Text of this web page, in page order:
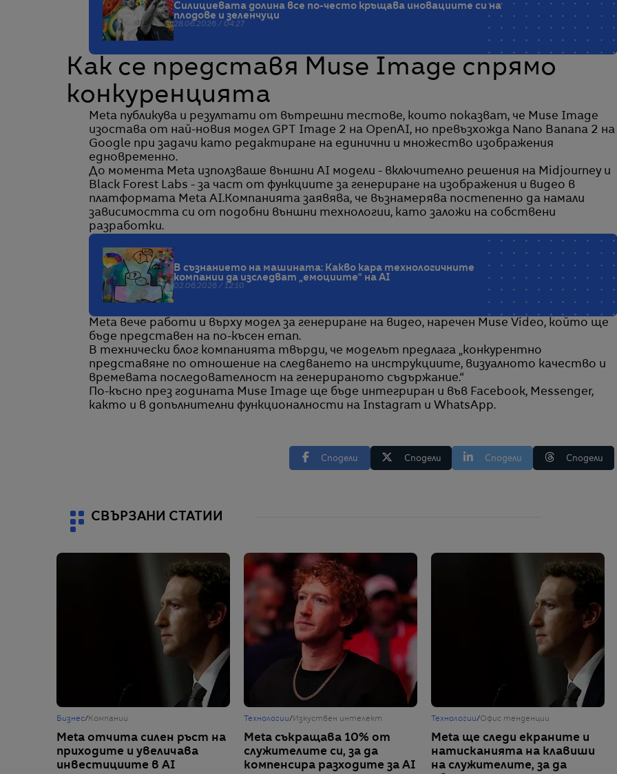
Силициевата долина все по-често кръщава иновациите си на
плодове и зеленчуци
28.06.2026 / 04:27
Как се представя Muse Image спрямо
конкуренцията
Meta публикува и резултати от вътрешни тестове, които показват, че Muse Image
изостава от най-новия модел GPT Image 2 на OpenAI, но превъзхожда Nano Banana 2 на
Google при задачи като редактиране на единични и множество изображения
едновременно.
До момента Meta използваше външни AI модели - включително решения на Midjourney и
Black Forest Labs - за част от функциите за генериране на изображения и видео в
платформата Meta AI.Компанията заявява, че възнамерява постепенно да намали
зависимостта си от подобни външни технологии, като заложи на собствени
разработки.
В съзнанието на машината: Какво кара технологичните
компании да изследват „емоциите“ на AI
02.06.2026 / 12:10
Meta вече работи и върху модел за генериране на видео, наречен Muse Video, който ще
бъде представен на по-късен етап.
В технически блог компанията твърди, че моделът предлага „конкурентно
представяне по отношение на следването на инструкциите, визуалното качество и
времевата последователност на генерираното съдържание.“
По-късно през годината Muse Image ще бъде интегриран и във Facebook, Messenger,
както и в допълнителни функционалности на Instagram и WhatsApp.
Сподели Сподели Сподели Сподели
СВЪРЗАНИ СТАТИИ
Бизнес/ Компании
Meta отчита силен ръст на
приходите и увеличава
инвестициите в AI
Технологии/ Изкуствен интелект
Meta съкращава 10% от
служителите си, за да
компенсира разходите за AI
Технологии/Офис тенденции
Meta ще следи екраните и
натисканията на клавиши
на служителите, за да